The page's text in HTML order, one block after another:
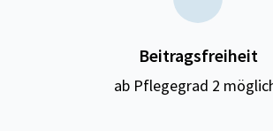
Beitragsfreiheit
ab Pflegegrad 2